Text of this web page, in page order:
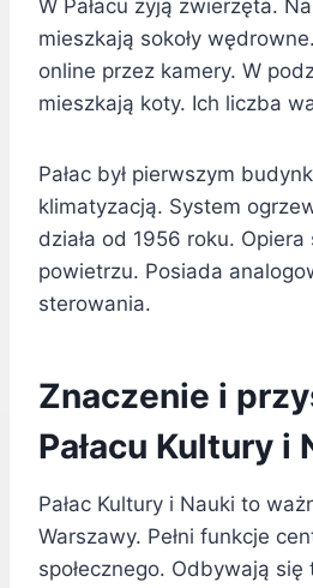
W Pałacu żyją zwierzęta.
mieszkają sokoły
online przez kamery. W
mieszkają koty. Ich liczba
Pałac był pierwszym
klimatyzacją. System
działa od 1956 roku.
powietrzu. Posiada
sterowania.
Znaczenie i
Pałacu Kultury i
Pałac Kultury i Nauki to
Warszawy. Pełni funkcje
społecznego. Odbywają się